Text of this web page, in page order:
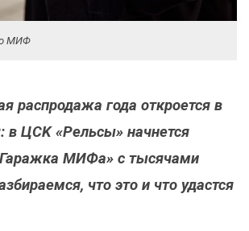
МИФ
распродажа года откроется в
в ЦСK «Рельсы» начнется
МИФа» с тысячами
что это и что удастся